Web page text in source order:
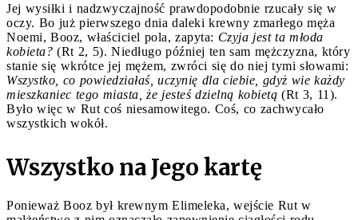
Jej wysiłki i nadzwyczajność prawdopodobnie rzucały się w
oczy. Bo już pierwszego dnia daleki krewny zmarłego męża
Noemi, Booz, właściciel pola, zapyta: Czyja jest ta młoda
kobieta? (Rt 2, 5). Niedługo później ten sam mężczyzna, który
stanie się wkrótce jej mężem, zwróci się do niej tymi słowami:
Wszystko, co powiedziałaś, uczynię dla ciebie, gdyż wie każdy
mieszkaniec tego miasta, że jesteś dzielną kobietą (Rt 3, 11).
Było więc w Rut coś niesamowitego. Coś, co zachwycało
wszystkich wokół.
Wszystko na Jego kartę
Ponieważ Booz był krewnym Elimeleka, wejście Rut w